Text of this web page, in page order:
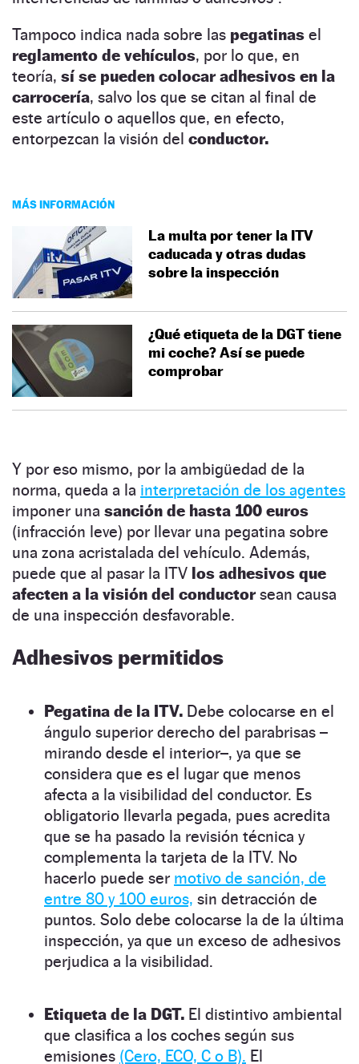
Tampoco indica nada sobre las pegatinas el
reglamento de vehículos, por lo que, en
teoría, sí se pueden colocar adhesivos en la
carrocería, salvo los que se citan al final de
este artículo o aquellos que, en efecto,
entorpezcan la visión del conductor.
MÁS INFORMACIÓN
La multa por tener la ITV
caducada y otras dudas
sobre la inspección
¿Qué etiqueta de la DGT tiene
mi coche? Así se puede
comprobar
Y por eso mismo, por la ambigüedad de la
norma, queda a la interpretación de los agentes
imponer una sanción de hasta 100 euros
(infracción leve) por llevar una pegatina sobre
una zona acristalada del vehículo. Además,
puede que al pasar la ITV los adhesivos que
afecten a la visión del conductorsean causa
de una inspección desfavorable.
Adhesivos permitidos
Pegatina de la ITV. Debe colocarse en el
ángulo superior derecho del parabrisas –
mirando desde el interior–, ya que se
considera que es el lugar que menos
afecta a la visibilidad del conductor. Es
obligatorio llevarla pegada, pues acredita
que se ha pasado la revisión técnica y
complementa la tarjeta de la ITV. No
hacerlo puede ser motivo de sanción, de
entre 80 y 100 euros, sin detracción de
puntos. Solo debe colocarse la de la última
inspección, ya que un exceso de adhesivos
perjudica a la visibilidad.
Etiqueta de la DGT. El distintivo ambiental
que clasifica a los coches según sus
emisiones (Cero, ECO, C o B). El